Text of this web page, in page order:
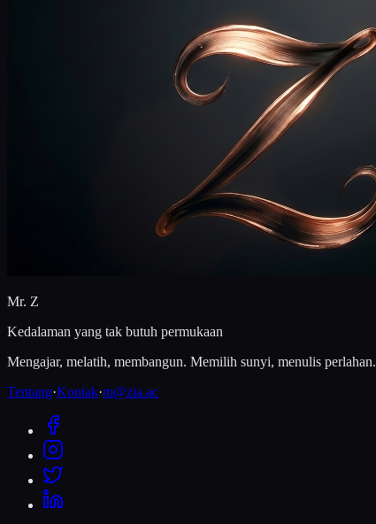
Mr. Z
Kedalaman yang tak butuh permukaan
Mengajar, melatih, membangun. Memilih sunyi, menulis perlahan.
Tentang·Kontak·m@zia.ac